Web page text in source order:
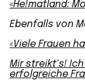
«He!matland:
Ebenfalls von
«Viele Frauen
Mir streikt‘s!
erfolgreiche